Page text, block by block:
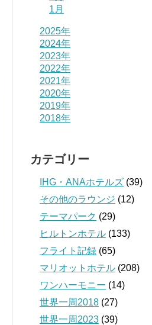
1月
2025年
2024年
2023年
2022年
2021年
2020年
2019年
2018年
カテゴリー
IHG・ANAホテルズ (39)
その他のラウンジ (12)
テーマパーク (29)
ヒルトンホテル (133)
フライト記録 (65)
マリオットホテル (208)
ワンハーモニー (14)
世界一周2018 (27)
世界一周2023 (39)